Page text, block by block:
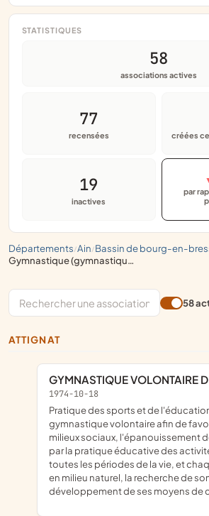
départements/ ain/ bassin de bourg-en-
gymnastique (gymnastique, gymnastique d'entretien, éducation physique, yoga), aérobic
STATISTIQUES
58
associations actives
77
recensées créées
19
inactives
par
58
ATTIGNAT
GYMNASTIQUE VOLONTAIRE
1974-10-18
pratique des sports et de l'éducation physique et de la
gymnastique volontaire afin de
milieux sociaux, l'épanouissement
par la pratique éducative des
toutes les périodes de la vie, et
en milieu naturel, la recherche de
développement de ses moyens de